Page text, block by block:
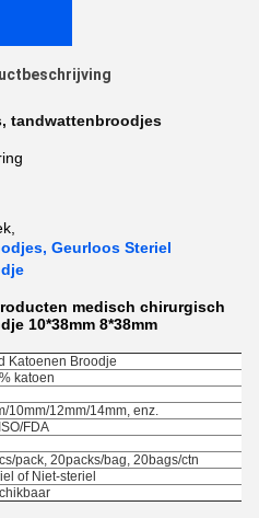
, tandwattenbroodjes
Geurloos Steriel
medisch chirurgisch
10*38mm 8*38mm
Katoenen Broodje
katoen
10mm/12mm/14mm, enz.
FDA
pack, 20packs/bag, 20bags/ctn
of Niet-steriel